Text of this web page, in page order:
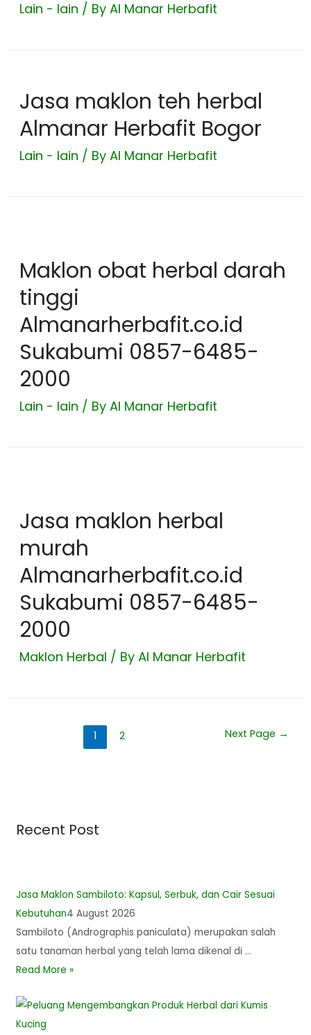
Lain - lain / By Al Manar Herbafit
Jasa maklon teh herbal
Almanar Herbafit Bogor
Lain - lain / By Al Manar Herbafit
Maklon obat herbal darah
tinggi
Almanarherbafit.co.id
Sukabumi 0857-6485-
2000
Lain - lain / By Al Manar Herbafit
Jasa maklon herbal
murah
Almanarherbafit.co.id
Sukabumi 0857-6485-
2000
Maklon Herbal / By Al Manar Herbafit
1 2 Next Page →
Recent Post
Jasa Maklon Sambiloto: Kapsul, Serbuk, dan Cair Sesuai
Kebutuhan4 August 2026
Sambiloto (Andrographis paniculata) merupakan salah
satu tanaman herbal yang telah lama dikenal di …
Read More »